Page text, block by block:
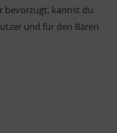
bevorzugt, kannst du
und für den Bären